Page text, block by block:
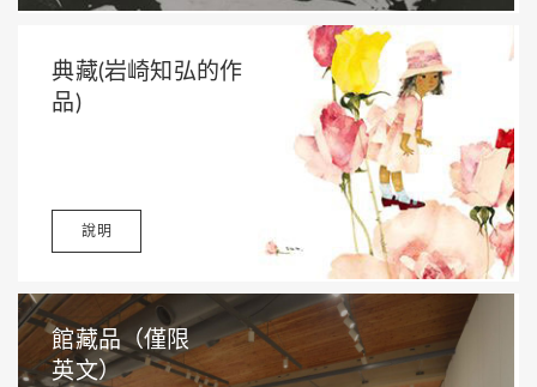
典藏(岩崎知弘的作
品)
說明
館藏品（僅限
英文）